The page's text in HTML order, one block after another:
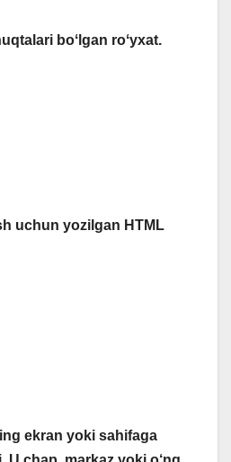
boʻlgan roʻyxat.
uchun yozilgan HTML
ekran yoki sahifaga